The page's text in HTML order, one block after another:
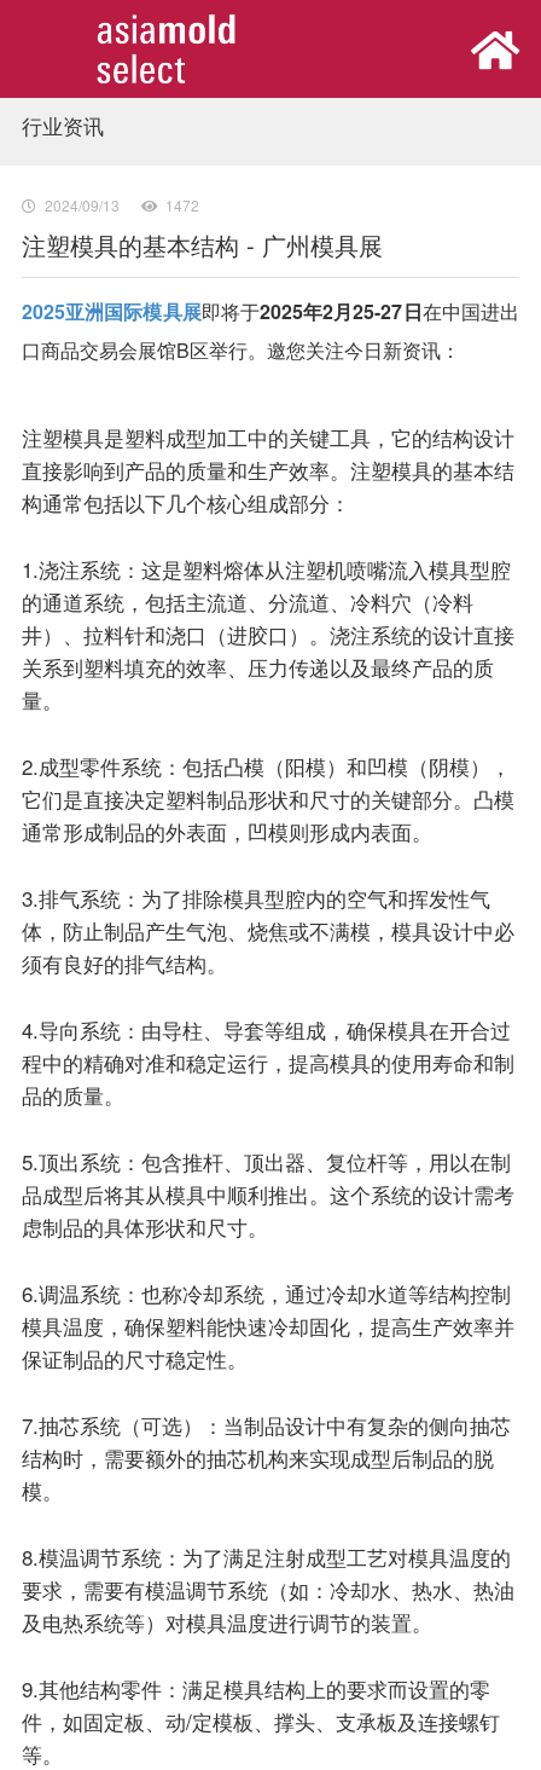
首页
展会概览
观众中心
参展中心
同期活动
新闻中心
联系我们
行业资讯
2024/09/13 1472
注塑模具的基本结构 - 广州模具展
2025亚洲国际模具展即将于2025年2月25-27日在中国进出
口商品交易会展馆B区举行。邀您关注今日新资讯：
注塑模具是塑料成型加工中的关键工具，它的结构设计
直接影响到产品的质量和生产效率。注塑模具的基本结
构通常包括以下几个核心组成部分：
1.浇注系统：这是塑料熔体从注塑机喷嘴流入模具型腔
的通道系统，包括主流道、分流道、冷料穴（冷料
井）、拉料针和浇口（进胶口）。浇注系统的设计直接
关系到塑料填充的效率、压力传递以及最终产品的质
量。
2.成型零件系统：包括凸模（阳模）和凹模（阴模），
它们是直接决定塑料制品形状和尺寸的关键部分。凸模
通常形成制品的外表面，凹模则形成内表面。
3.排气系统：为了排除模具型腔内的空气和挥发性气
体，防止制品产生气泡、烧焦或不满模，模具设计中必
须有良好的排气结构。
4.导向系统：由导柱、导套等组成，确保模具在开合过
程中的精确对准和稳定运行，提高模具的使用寿命和制
品的质量。
5.顶出系统：包含推杆、顶出器、复位杆等，用以在制
品成型后将其从模具中顺利推出。这个系统的设计需考
虑制品的具体形状和尺寸。
6.调温系统：也称冷却系统，通过冷却水道等结构控制
模具温度，确保塑料能快速冷却固化，提高生产效率并
保证制品的尺寸稳定性。
7.抽芯系统（可选）：当制品设计中有复杂的侧向抽芯
结构时，需要额外的抽芯机构来实现成型后制品的脱
模。
8.模温调节系统：为了满足注射成型工艺对模具温度的
要求，需要有模温调节系统（如：冷却水、热水、热油
及电热系统等）对模具温度进行调节的装置。
9.其他结构零件：满足模具结构上的要求而设置的零
件，如固定板、动/定模板、撑头、支承板及连接螺钉
等。